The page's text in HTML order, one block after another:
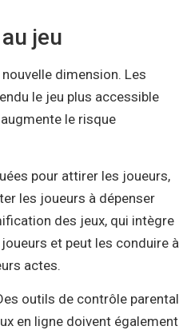
jeu
dimension. Les
le jeu plus accessible
le risque
pour attirer les joueurs,
les joueurs à dépenser
des jeux, qui intègre
et peut les conduire à
actes.
outils de contrôle parental
en ligne doivent également